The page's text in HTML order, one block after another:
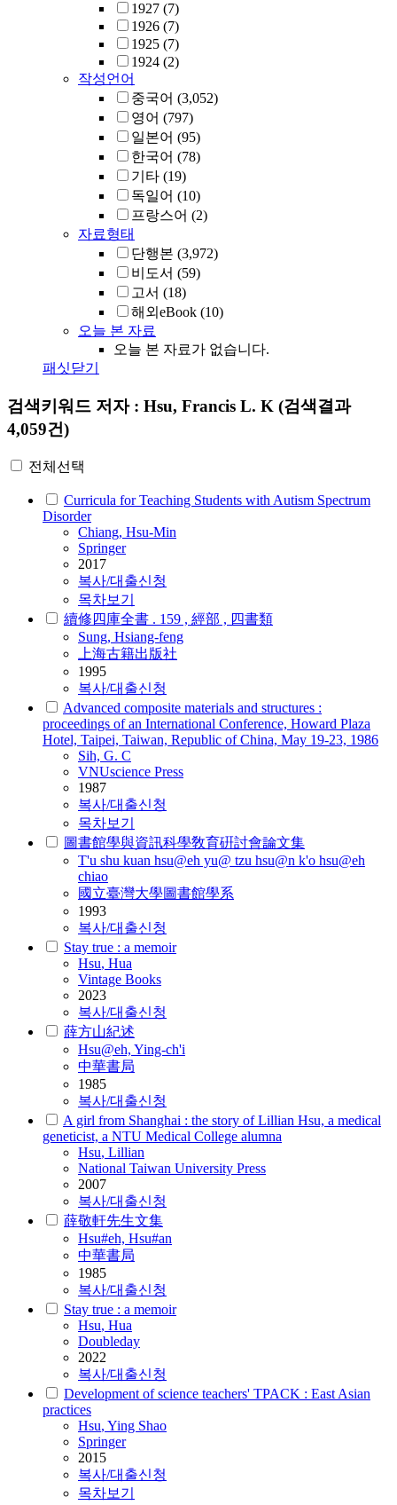
1927 (7)
1926 (7)
1925 (7)
1924 (2)
작성언어
중국어 (3,052)
영어 (797)
일본어 (95)
한국어 (78)
기타 (19)
독일어 (10)
프랑스어 (2)
자료형태
단행본 (3,972)
비도서 (59)
고서 (18)
해외eBook (10)
오늘 본 자료
오늘 본 자료가 없습니다.
패싯닫기
검색키워드 저자 : Hsu, Francis L. K (검색결과
4,059건)
전체선택
Curricula for Teaching Students with Autism Spectrum
Disorder
Chiang, Hsu-Min
Springer
2017
복사/대출신청
목차보기
續修四庫全書 . 159 , 經部 , 四書類
Sung, Hsiang-feng
上海古籍出版社
1995
복사/대출신청
Advanced composite materials and structures :
proceedings of an International Conference, Howard Plaza
Hotel, Taipei, Taiwan, Republic of China, May 19-23, 1986
Sih, G. C
VNUscience Press
1987
복사/대출신청
목차보기
圖書館學與資訊科學敎育硏討會論文集
T'u shu kuan hsu@eh yu@ tzu hsu@n k'o hsu@eh
chiao
國立臺灣大學圖書館學系
1993
복사/대출신청
Stay true : a memoir
Hsu, Hua
Vintage Books
2023
복사/대출신청
薛方山紀述
Hsu@eh, Ying-ch'i
中華書局
1985
복사/대출신청
A girl from Shanghai : the story of Lillian Hsu, a medical
geneticist, a NTU Medical College alumna
Hsu, Lillian
National Taiwan University Press
2007
복사/대출신청
薛敬軒先生文集
Hsu#eh, Hsu#an
中華書局
1985
복사/대출신청
Stay true : a memoir
Hsu, Hua
Doubleday
2022
복사/대출신청
Development of science teachers' TPACK : East Asian
practices
Hsu, Ying Shao
Springer
2015
복사/대출신청
목차보기